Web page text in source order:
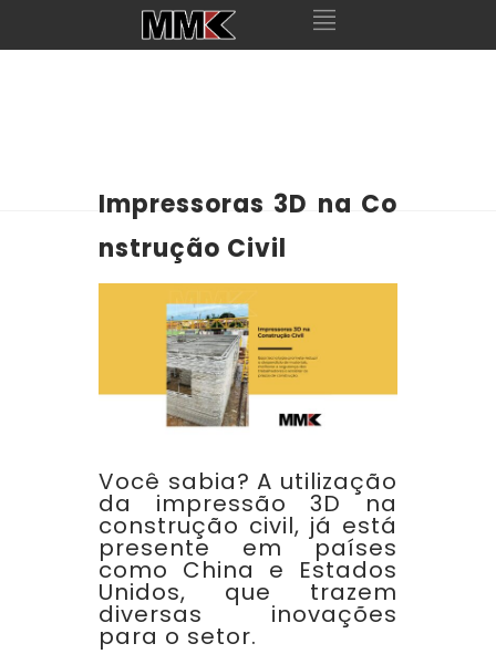
Impressoras 3D na Co
nstrução Civil
Você sabia? A utilização
da impressão 3D na
construção civil, já está
presente em países
como China e Estados
Unidos, que trazem
diversas inovações
para o setor.